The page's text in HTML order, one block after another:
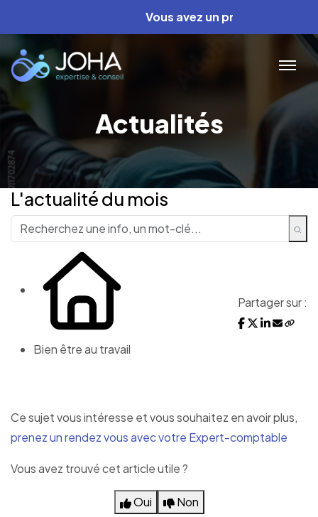
Vous avez un projet ? Nous avons
Actualités
L'actualité du mois
Bien être au travail
Partager sur :
Ce sujet vous intéresse et vous souhaitez en avoir plus,
prenez un rendez vous avec votre Expert-comptable
Vous avez trouvé cet article utile ?
Oui Non